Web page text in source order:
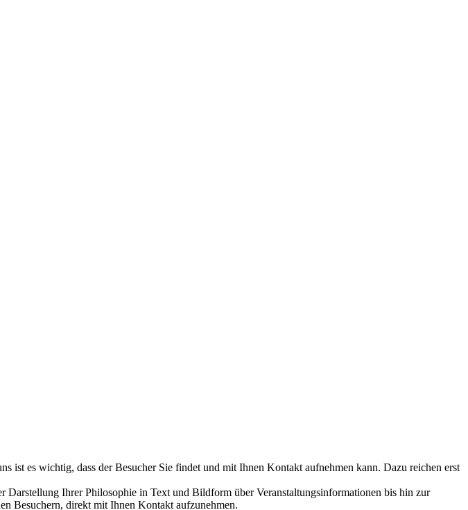
ist es wichtig, dass der Besucher Sie findet und mit Ihnen Kontakt aufnehmen kann. Dazu reichen erst
Ihrer Philosophie in Text und Bildform über Veranstaltungsinformationen bis hin zur
Besuchern, direkt mit Ihnen Kontakt aufzunehmen.